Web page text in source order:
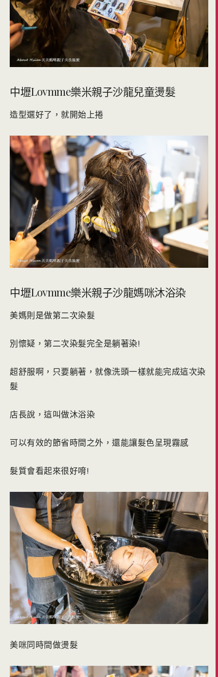
中壢Lovmme樂米親子沙龍兒童燙髮
造型選好了，就開始上捲
中壢Lovmme樂米親子沙龍媽咪沐浴染
美媽則是做第二次染髮
別懷疑，第二次染髮完全是躺著染!
超舒服啊，只要躺著，就像洗頭一樣就能完成這次染
髮
店長說，這叫做沐浴染
可以有效的節省時間之外，還能讓髮色呈現霧感
髮質會看起來很好唷!
美咪同時間做燙髮